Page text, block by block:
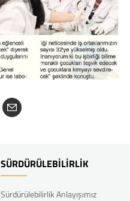
SÜRDÜRÜLEBİLİRLİK
Sürdürülebilirlik Anlayışımız